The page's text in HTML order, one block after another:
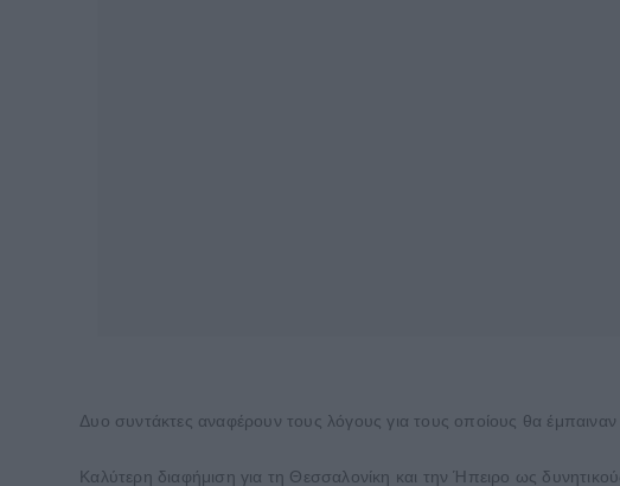
Δυο συντάκτες αναφέρουν τους λόγους για τους οποίους θα
Καλύτερη διαφήμιση για τη Θεσσαλονίκη και την Ήπειρο ως